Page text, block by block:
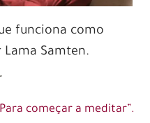
funciona como
Samten.
começar a meditar”.